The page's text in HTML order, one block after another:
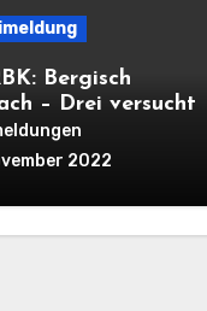
Bergisch
– Drei versuchte
in
2022